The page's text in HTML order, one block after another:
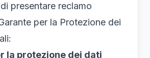
presentare reclamo
per la Protezione dei
la protezione dei dati